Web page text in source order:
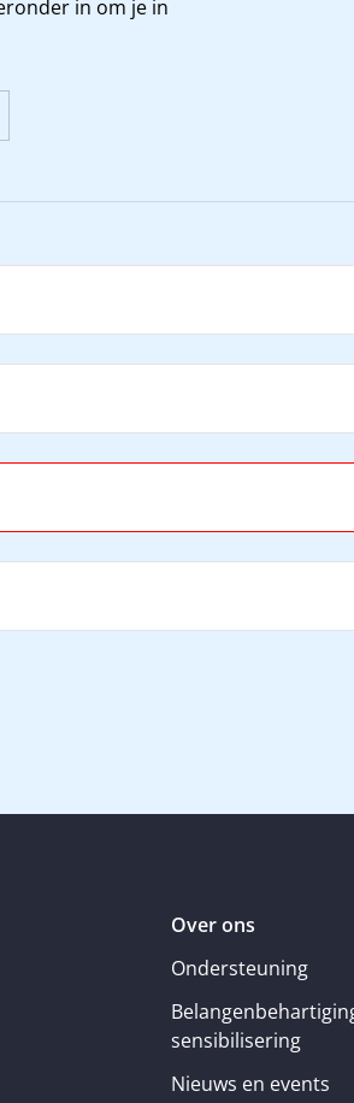
in om je in
Over ons
Ondersteuning
sensibilisering
Nieuws en events